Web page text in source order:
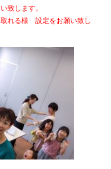
致します。
れる様 設定をお願い致し